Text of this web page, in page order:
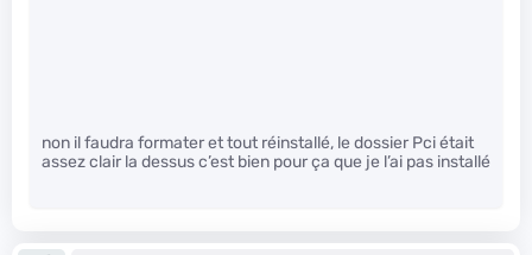
non il faudra formater et tout réinstallé, le dossier Pci était
assez clair la dessus c’est bien pour ça que je l’ai pas installé